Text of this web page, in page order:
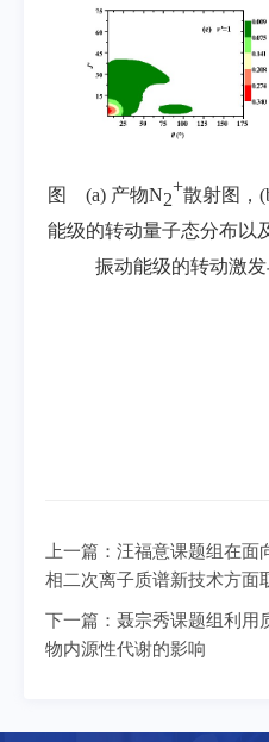
图 (a) 产物N2
+散射图，
能级的转动量子态分布以
振动能级的转动激
上一篇： 汪福意课题组在面
相二次离子质谱新技术方面
下一篇： 聂宗秀课题组利用
物内源性代谢的影响